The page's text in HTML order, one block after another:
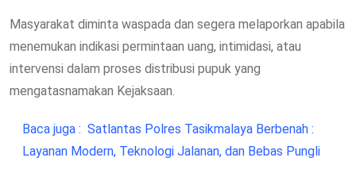
Masyarakat diminta waspada dan segera melaporkan apabila
menemukan indikasi permintaan uang, intimidasi, atau
intervensi dalam proses distribusi pupuk yang
mengatasnamakan Kejaksaan.
Baca juga : Satlantas Polres Tasikmalaya Berbenah :
Layanan Modern, Teknologi Jalanan, dan Bebas Pungli